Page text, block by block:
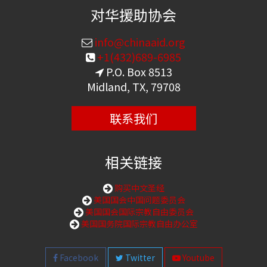
对华援助协会
info@chinaaid.org
+1(432)689-6985
P.O. Box 8513
Midland, TX, 79708
联系我们
相关链接
购买中文圣经
美国国会中国问题委员会
美国国会国际宗教自由委员会
美国国务院国际宗教自由办公室
Facebook Twitter Youtube